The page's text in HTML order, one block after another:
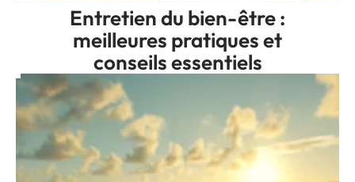
Entretien du bien-être :
meilleures pratiques et
conseils essentiels